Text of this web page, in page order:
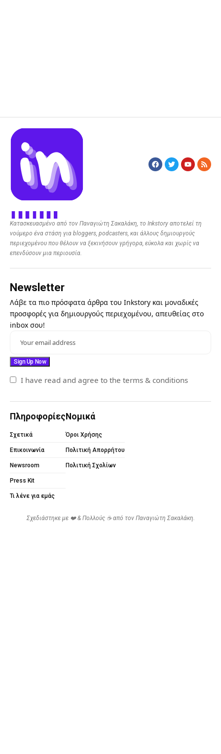
Κατασκευασμένο από τον Παναγιώτη Σακαλάκη, το Inkstory αποτελεί τη
νούμερο ένα στάση για bloggers, podcasters, και άλλους δημιουργούς
περιεχομένου που θέλουν να ξεκινήσουν γρήγορα, εύκολα και χωρίς να
επενδύσουν μια περιουσία.
Newsletter
Λάβε τα πιο πρόσφατα άρθρα του Inkstory και μοναδικές
προσφορές για δημιουργούς περιεχομένου, απευθείας στο
inbox σου!
I have read and agree to the terms & conditions
Πληροφορίες
Σχετικά
Επικοινωνία
Newsroom
Press Kit
Τι λένε για εμάς
Νομικά
Όροι Χρήσης
Πολιτική Απορρήτου
Πολιτική Σχολίων
Σχεδιάστηκε με ❤️ & Πολλούς ☕ από τον Παναγιώτη Σακαλάκη.